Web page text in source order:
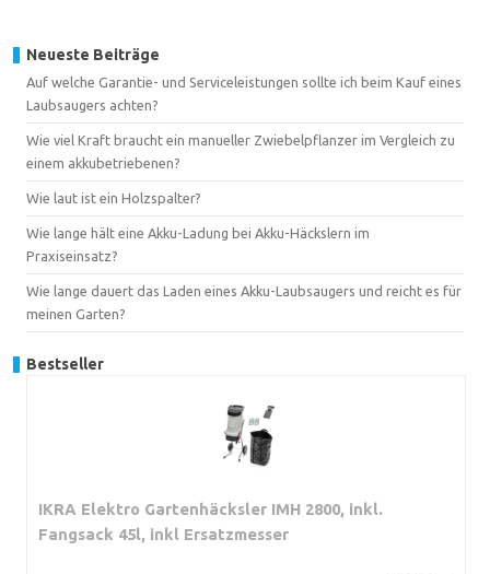
Neueste Beiträge
Auf welche Garantie- und Serviceleistungen sollte ich beim Kauf eines
Laubsaugers achten?
Wie viel Kraft braucht ein manueller Zwiebelpflanzer im Vergleich zu
einem akkubetriebenen?
Wie laut ist ein Holzspalter?
Wie lange hält eine Akku-Ladung bei Akku-Häckslern im
Praxiseinsatz?
Wie lange dauert das Laden eines Akku-Laubsaugers und reicht es für
meinen Garten?
Bestseller
IKRA Elektro Gartenhäcksler IMH 2800, inkl.
Fangsack 45l, inkl Ersatzmesser